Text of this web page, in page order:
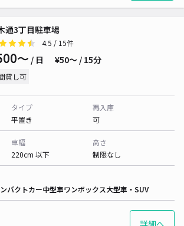
通3丁目駐車場
4.5 / 15件
〜 / 日 ¥50〜 / 15分
貸し可
タイプ
平置き
再入庫
可
車幅
220cm 以下
高さ
制限なし
パクトカー中型車ワンボックス大型車・SUV
詳細へ